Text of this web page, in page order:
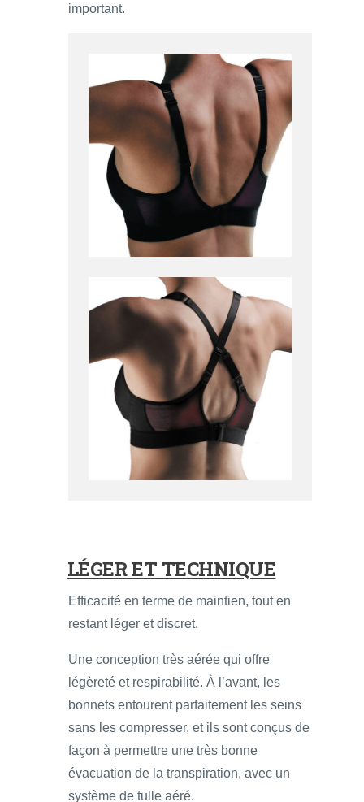
important.
LÉGER ET TECHNIQUE
Efficacité en terme de maintien, tout en
restant léger et discret.
Une conception très aérée qui offre
légèreté et respirabilité. À l’avant, les
bonnets entourent parfaitement les seins
sans les compresser, et ils sont conçus de
façon à permettre une très bonne
évacuation de la transpiration, avec un
système de tulle aéré.